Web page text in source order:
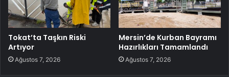
Tokat’ta Taşkın Riski
Artıyor
Ağustos 7, 2026
Mersin’de Kurban Bayramı
Hazırlıkları Tamamlandı
Ağustos 7, 2026